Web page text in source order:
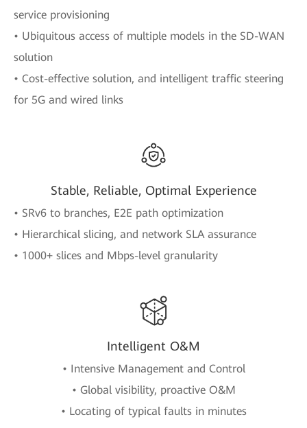
service provisioning
• Ubiquitous access of multiple models in the SD-WAN
solution
• Cost-effective solution, and intelligent traffic steering
for 5G and wired links
Stable, Reliable, Optimal Experience
• SRv6 to branches, E2E path optimization
• Hierarchical slicing, and network SLA assurance
• 1000+ slices and Mbps-level granularity
Intelligent O&M
• Intensive Management and Control
• Global visibility, proactive O&M
• Locating of typical faults in minutes